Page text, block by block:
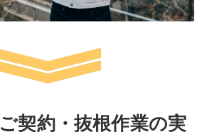
ご契約・抜根作業の実